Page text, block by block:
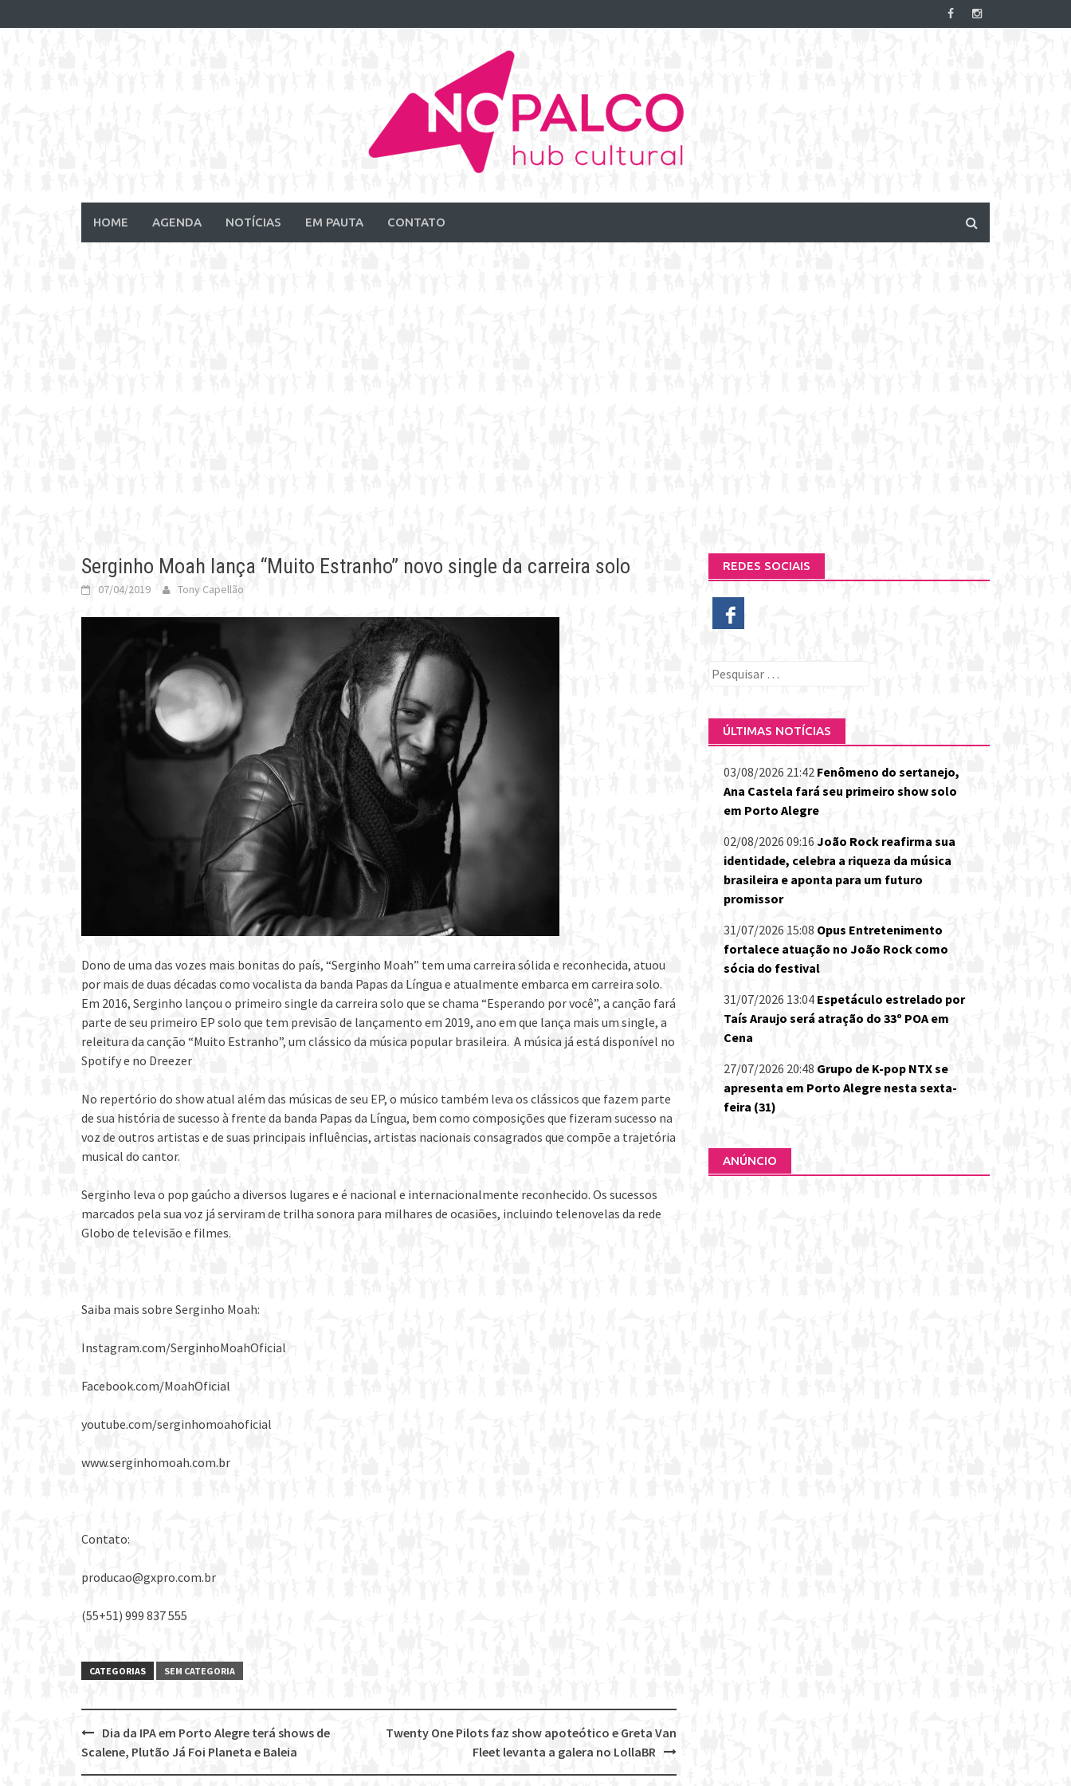
to
HOME AGENDA NOTÍCIAS EM PAUTA CONTATO
Serginho Moah lança “Muito Estranho” novo single da carreira solo
07/04/2019 Tony Capellão
Dono de uma das vozes mais bonitas do país, “Serginho Moah” tem uma carreira sólida e reconhecida, atuou
por mais de duas décadas como vocalista da banda Papas da Língua e atualmente embarca em carreira solo.
Em 2016, Serginho lançou o primeiro single da carreira solo que se chama “Esperando por você”, a canção fará
parte de seu primeiro EP solo que tem previsão de lançamento em 2019, ano em que lança mais um single, a
releitura da canção “Muito Estranho”, um clássico da música popular brasileira. A música já está disponível no
Spotify e no Dreezer
No repertório do show atual além das músicas de seu EP, o músico também leva os clássicos que fazem parte
de sua história de sucesso à frente da banda Papas da Língua, bem como composições que fizeram sucesso na
voz de outros artistas e de suas principais influências, artistas nacionais consagrados que compõe a trajetória
musical do cantor.
Serginho leva o pop gaúcho a diversos lugares e é nacional e internacionalmente reconhecido. Os sucessos
marcados pela sua voz já serviram de trilha sonora para milhares de ocasiões, incluindo telenovelas da rede
Globo de televisão e filmes.
Saiba mais sobre Serginho Moah:
Instagram.com/SerginhoMoahOficial
Facebook.com/MoahOficial
youtube.com/serginhomoahoficial
www.serginhomoah.com.br
Contato:
producao@gxpro.com.br
(55+51) 999 837 555
CATEGORIAS SEM CATEGORIA
Post
navigation
Twenty One Pilots faz show apoteótico e Greta Van
Fleet levanta a galera no LollaBR
Dia da IPA em Porto Alegre terá shows de
Scalene, Plutão Já Foi Planeta e Baleia
REDES SOCIAIS
Pesquisar
ÚLTIMAS NOTÍCIAS
03/08/2026 21:42 Fenômeno do sertanejo,
Ana Castela fará seu primeiro show solo
em Porto Alegre
02/08/2026 09:16 João Rock reafirma sua
identidade, celebra a riqueza da música
brasileira e aponta para um futuro
promissor
31/07/2026 15:08 Opus Entretenimento
fortalece atuação no João Rock como
sócia do festival
31/07/2026 13:04 Espetáculo estrelado por
Taís Araujo será atração do 33º POA em
Cena
27/07/2026 20:48 Grupo de K-pop NTX se
apresenta em Porto Alegre nesta sexta-
feira (31)
ANÚNCIO